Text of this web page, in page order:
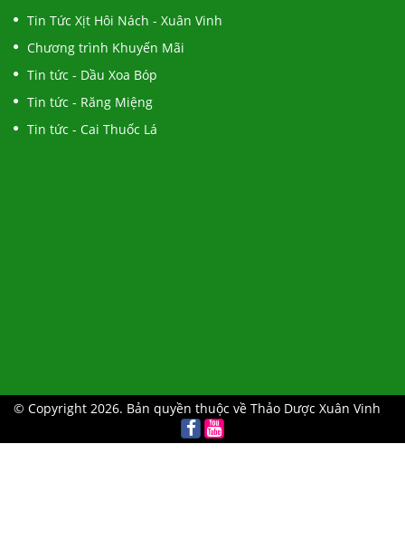
Tin Tức Xịt Hôi Nách - Xuân Vinh
Chương trình Khuyến Mãi
Tin tức - Dầu Xoa Bóp
Tin tức - Răng Miệng
Tin tức - Cai Thuốc Lá
© Copyright 2026. Bản quyền thuộc về Thảo Dược Xuân Vinh